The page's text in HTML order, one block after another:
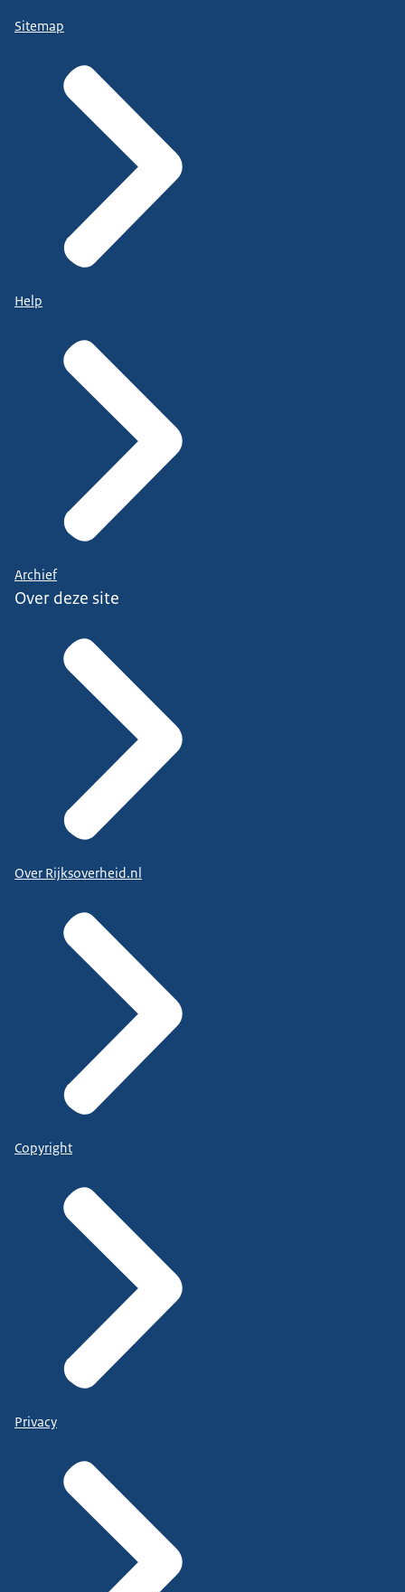
Sitemap
Help
Archief
Over deze site
Over Rijksoverheid.nl
Copyright
Privacy